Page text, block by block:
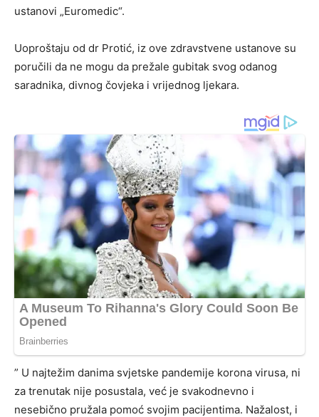
ustanovi „Euromedic“.
Uoproštaju od dr Protić, iz ove zdravstvene ustanove su
poručili da ne mogu da prežale gubitak svog odanog
saradnika, divnog čovjeka i vrijednog ljekara.
” U najtežim danima svjetske pandemije korona virusa, ni
za trenutak nije posustala, već je svakodnevno i
nesebično pružala pomoć svojim pacijentima. Nažalost, i